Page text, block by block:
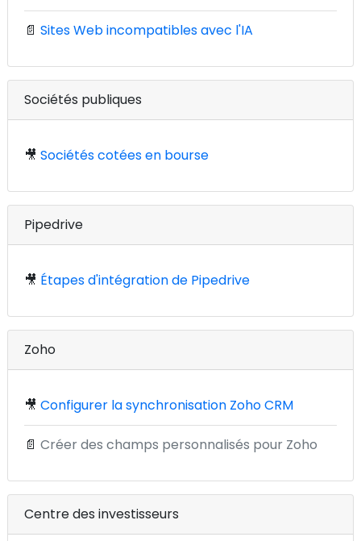
📄 Sites Web incompatibles avec l'IA
Sociétés publiques
🎥 Sociétés cotées en bourse
Pipedrive
🎥 Étapes d'intégration de Pipedrive
Zoho
🎥 Configurer la synchronisation Zoho CRM
📄 Créer des champs personnalisés pour Zoho
Centre des investisseurs